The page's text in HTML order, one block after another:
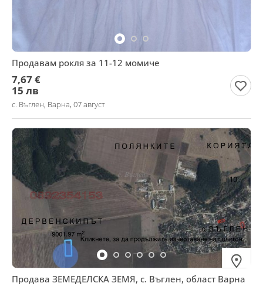
Продавам рокля за 11-12 момиче
7,67 €
15 лв
с. Въглен, Варна, 07 август
Продава ЗЕМЕДЕЛСКА ЗЕМЯ, с. Въглен, област Варна